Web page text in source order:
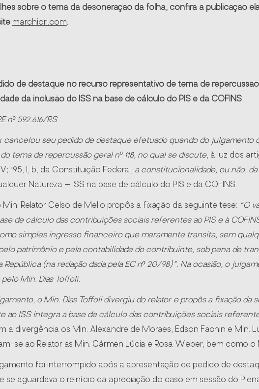
sobre o tema da desoneração da folha, confira a publicação
marchiori.com.
de destaque no recurso representativo de tema de
da inclusão do ISS na base de cálculo do PIS e da COFINS
nº 592.616/RS
cancelou seu pedido de destaque efetuado quando do julgamento
tema de repercussão geral nº 118, no qual se discute, à luz dos
IV; 195, I, b, da Constituição Federal, a constitucionalidade, ou não,
Natureza – ISS na base de cálculo do PIS e da COFINS.
Relator Celso de Mello propôs a fixação da seguinte tese: “O
de cálculo das contribuições sociais referentes ao PIS e à
simples ingresso financeiro que meramente transita, sem
patrimônio e pela contabilidade do contribuinte, sob pena de
República (na redação dada pela EC nº 20/98)”. Na ocasião, o
Min. Dias Toffoli.
o Min. Dias Toffoli divergiu do relator e propôs a fixação da
ao ISS integra a base de cálculo das contribuições sociais
a divergência os Min. Alexandre de Moraes, Edson Fachin e Min.
se ao Relator as Min. Cármen Lúcia e Rosa Weber, bem como o
foi interrompido após a apresentação de pedido de
se aguardava o reinício da apreciação do caso em sessão do